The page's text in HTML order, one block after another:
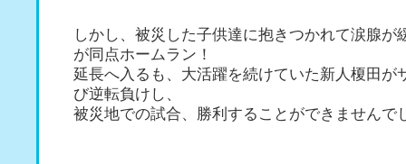
しかし、被災した子供達に抱きつかれて涙腺が
が同点ホームラン！
延長へ入るも、大活躍を続けていた新人榎田が
び逆転負けし、
被災地での試合、勝利することができません